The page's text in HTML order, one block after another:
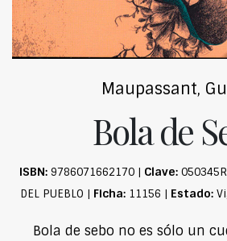
Maupassant,
Bola de
ISBN: 9786071662170 | Clave:
DEL PUEBLO | Ficha:11156 | Estado:
Bola de sebo no es sólo un